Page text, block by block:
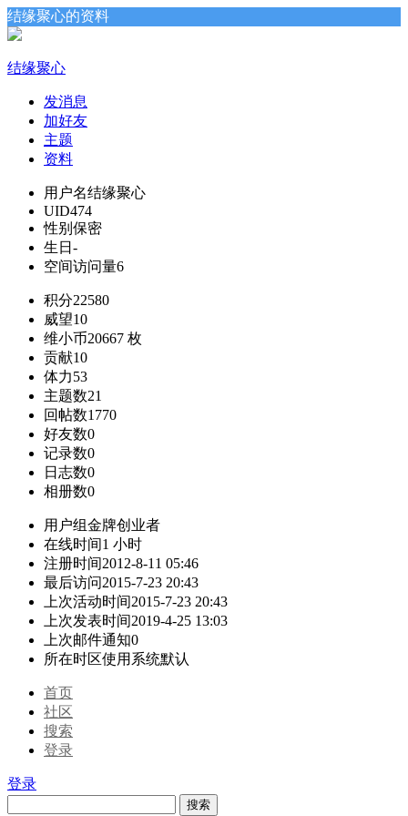
结缘聚心的资料
结缘聚心
发消息
加好友
主题
资料
用户名结缘聚心
UID474
性别 保密
生日 -
空间访问量6
积分22580
威望10
维小币20667 枚
贡献10
体力53
主题数21
回帖数1770
好友数0
记录数0
日志数0
相册数0
用户组金牌创业者
在线时间1 小时
注册时间2012-8-11 05:46
最后访问2015-7-23 20:43
上次活动时间2015-7-23 20:43
上次发表时间2019-4-25 13:03
上次邮件通知0
所在时区使用系统默认
首页
社区
搜索
登录
登录
搜索